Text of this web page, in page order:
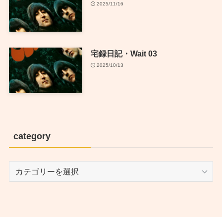
2025/11/16
宅録日記・Wait 03
2025/10/13
category
category